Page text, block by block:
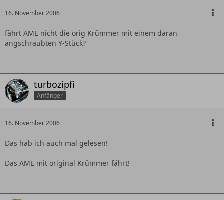
16. November 2006
fährt AME nicht die orig Krümmer mit einem daran
angschraubten Y-Stück?
turbozipfi
Anfänger
16. November 2006
Das hab ich auch mal gelesen!
Das AME mit original Krümmer fährt!